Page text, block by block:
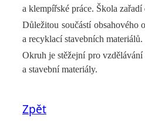
a klempířské práce. Škola
Důležitou součástí obsahového
a recyklací stavebních materiálů.
Okruh je stěžejní pro
a stavební materiály.
Zpět